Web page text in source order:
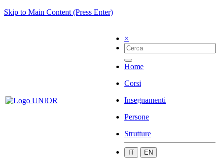
Skip to Main Content (Press Enter)
×
Home
Corsi
Insegnamenti
Persone
Strutture
IT EN